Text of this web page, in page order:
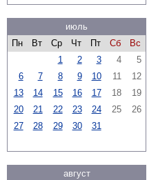
июль
Пн
Вт Ср Чт Пт Сб
Вс
1
2 3 4
5
6
7 8 9 10 11
12
13
14 15 16 17 18
19
20
21 22 23 24 25
26
27
28 29 30 31
август